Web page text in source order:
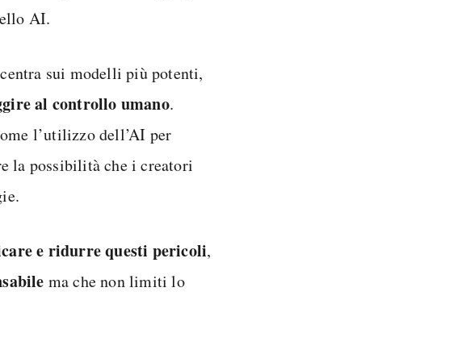
AI.
sui modelli più potenti,
al controllo umano.
l’utilizzo dell’AI per
la possibilità che i creatori
e ridurre questi pericoli,
ma che non limiti lo